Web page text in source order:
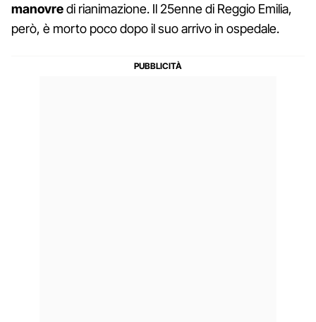
manovredi rianimazione. Il 25enne di Reggio Emilia,
però, è morto poco dopo il suo arrivo in ospedale.